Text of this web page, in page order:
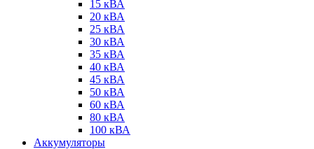
15 кВА
20 кВА
25 кВА
30 кВА
35 кВА
40 кВА
45 кВА
50 кВА
60 кВА
80 кВА
100 кВА
Аккумуляторы